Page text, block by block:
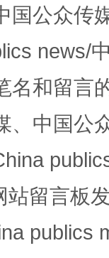
一纸欠
国公众传
news/
名和留言
、中国公
留言板
publics